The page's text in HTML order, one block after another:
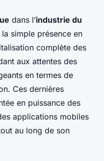
dans l’industrie du
simple présence en
complète des
aux attentes des
en termes de
Ces dernières
en puissance des
applications mobiles
au long de son